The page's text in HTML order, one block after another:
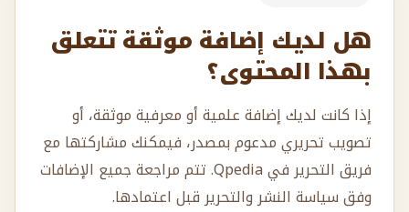
هل لديك إضافة موثقة تتعلق
بهذا المحتوى؟
إذا كانت لديك إضافة علمية أو معرفية موثقة، أو
تصويب تحريري مدعوم بمصدر، فيمكنك مشاركتها مع
فريق التحرير في Qpedia. تتم مراجعة جميع الإضافات
وفق سياسة النشر والتحرير قبل اعتمادها.